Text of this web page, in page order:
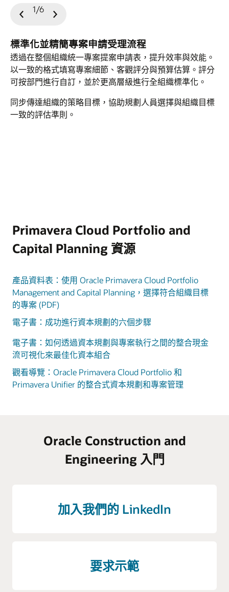
標準化並精簡專案申請受理流程
透過在整個組織統一專案提案申請表，提升效率與效能。
以一致的格式填寫專案細節、客觀評分與預算估算。評分
可按部門進行自訂，並於更高層級進行全組織標準化。
同步傳達組織的策略目標，協助規劃人員選擇與組織目標
一致的評估準則。
上
張
投
影
片
1/6
張
投
影
片
Primavera Cloud Portfolio and
Capital Planning 資源
產品資料表：使用 Oracle Primavera Cloud Portfolio
Management and Capital Planning，選擇符合組織目標
的專案 (PDF)
電子書：成功進行資本規劃的六個步驟
電子書：如何透過資本規劃與專案執行之間的整合現金
流可視化來最佳化資本組合
觀看導覽：Oracle Primavera Cloud Portfolio 和
Primavera Unifier 的整合式資本規劃和專案管理
Oracle Construction and
Engineering 入門
加入我們的 LinkedIn
要求示範